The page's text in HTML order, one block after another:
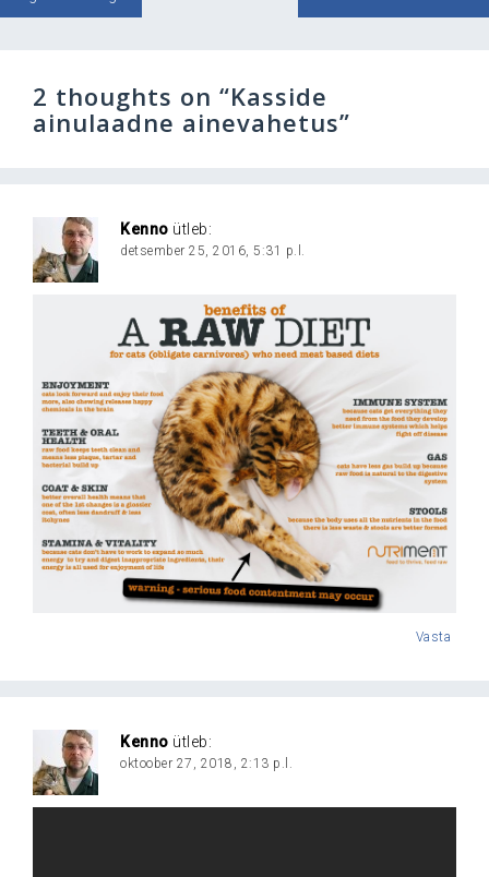
2 thoughts on “Kasside
ainulaadne ainevahetus”
Kenno ütleb:
detsember 25, 2016, 5:31 p.l.
Vasta
Kenno ütleb:
oktoober 27, 2018, 2:13 p.l.